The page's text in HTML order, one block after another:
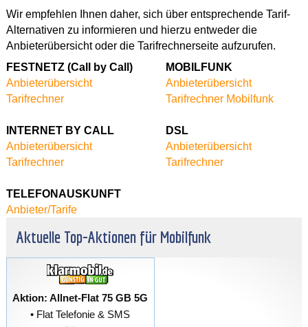
Wir empfehlen Ihnen daher, sich über entsprechende Tarif-
Alternativen zu informieren und hierzu entweder die
Anbieterübersicht oder die Tarifrechnerseite aufzurufen.
FESTNETZ (Call by Call)
Anbieterübersicht
Tarifrechner
MOBILFUNK
Anbieterübersicht
Tarifrechner Mobilfunk
INTERNET BY CALL
Anbieterübersicht
Tarifrechner
DSL
Anbieterübersicht
Tarifrechner
TELEFONAUSKUNFT
Anbieter/Tarife
Aktuelle Top-Aktionen für Mobilfunk
Aktion: Allnet-Flat 75 GB 5G
• Flat Telefonie & SMS